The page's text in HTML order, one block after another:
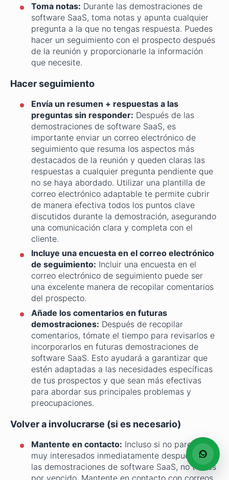
Toma notas: Durante las demostraciones de
software SaaS, toma notas y apunta cualquier
pregunta a la que no tengas respuesta. Puedes
hacer un seguimiento con el prospecto después
de la reunión y proporcionarle la información
que necesite.
Hacer seguimiento
Envía un resumen + respuestas a las
preguntas sin responder: Después de las
demostraciones de software SaaS, es
importante enviar un correo electrónico de
seguimiento que resuma los aspectos más
destacados de la reunión y queden claras las
respuestas a cualquier pregunta pendiente que
no se haya abordado. Utilizar una plantilla de
correo electrónico adaptable te permite cubrir
de manera efectiva todos los puntos clave
discutidos durante la demostración, asegurando
una comunicación clara y completa con el
cliente.
Incluye una encuesta en el correo electrónico
de seguimiento: Incluir una encuesta en el
correo electrónico de seguimiento puede ser
una excelente manera de recopilar comentarios
del prospecto.
Añade los comentarios en futuras
demostraciones: Después de recopilar
comentarios, tómate el tiempo para revisarlos e
incorporarlos en futuras demostraciones de
software SaaS. Esto ayudará a garantizar que
estén adaptadas a las necesidades específicas
de tus prospectos y que sean más efectivas
para abordar sus principales problemas y
preocupaciones.
Volver a involucrarse (si es necesario)
Mantente en contacto: Incluso si no parecen
muy interesados inmediatamente después de
las demostraciones de software SaaS, no te des
por vencido. Mantente en contacto con correos